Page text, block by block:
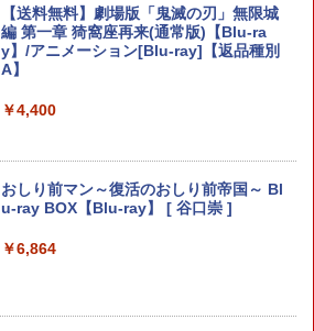
【当店独自で＋P10倍★要エントリー】
【中古】[Switch2] ドンキーコング バナ
ンザ(Donkey Kong Bananza) 任天堂(2
0250717)
￥6,680
任天堂 【Switch2】スプラトゥーン レイ
ダース [BEE-P-AADLA NSW2 スプラト
￥680
後期型 単品
【大容量】SILENT HILL f PS5対応 LIP1
【送料無料】劇場版「鬼滅の刃」無限城
編 第一章 猗窩座再来(通常版)【Blu-ra
y】/アニメーション[Blu-ray]【返品種別
A】
￥4,400
おしり前マン～復活のおしり前帝国～ Bl
u-ray BOX【Blu-ray】 [ 谷口崇 ]
￥6,864